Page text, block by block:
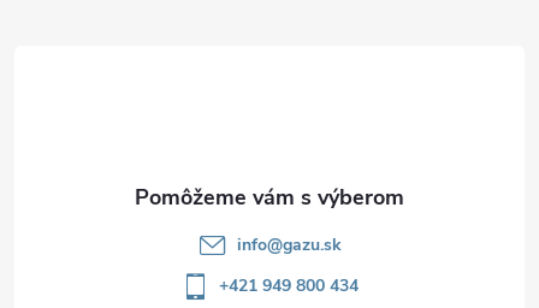
info@gazu.sk
+421 949 800 434